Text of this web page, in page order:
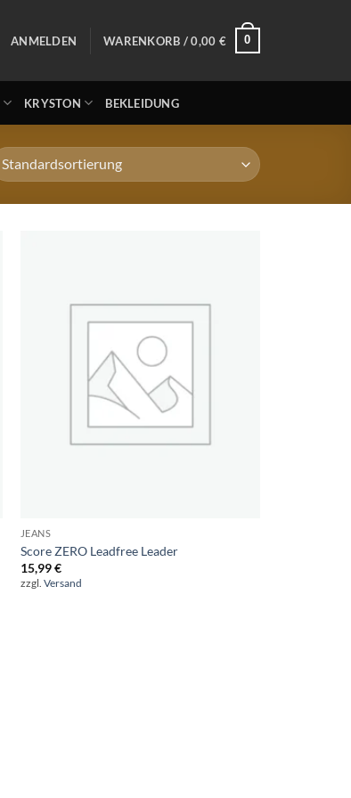
ANMELDEN WARENKORB /0,00 € 0
KRYSTON BEKLEIDUNG
JEANS
Score ZERO Leadfree Leader
15,99€
zzgl. Versand